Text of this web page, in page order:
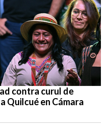
contra curul de
Quilcué en Cámara